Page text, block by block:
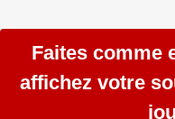
Faites comme
affichez votre